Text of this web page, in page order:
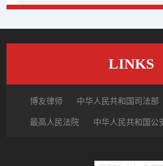
LINKS
博友律师 中华人民共和国司法部
最高人民法院 中华人民共和国公